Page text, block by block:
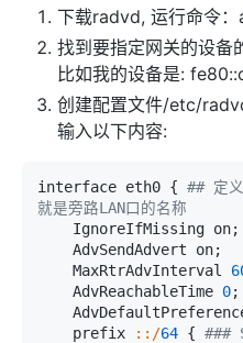
下载radvd, 运行命令
找到要指定网关的设备
比如我的设备是:
创建配置文件/etc/
输入以下内容:
interface eth0 { ## 定
就是旁路LAN口的名称
    MaxRtrAdvInterval
    AdvReachableTime
0;
    prefix
: :/64 { ###